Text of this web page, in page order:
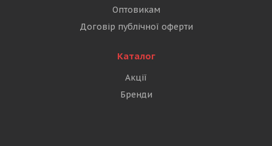
Оптовикам
Договір публічної оферти
Каталог
Акції
Бренди